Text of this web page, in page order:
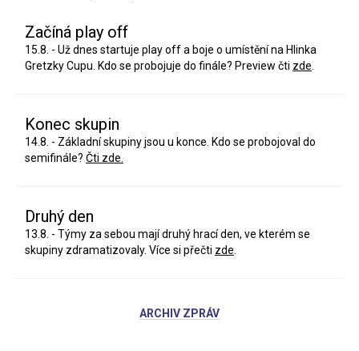
Začíná play off
15.8. - Už dnes startuje play off a boje o umístění na Hlinka
Gretzky Cupu. Kdo se probojuje do finále? Preview čti zde
Konec skupin
14.8. - Základní skupiny jsou u konce. Kdo se probojoval do
semifinále? Čti zde.
Druhý den
13.8. - Týmy za sebou mají druhý hrací den, ve kterém se
skupiny zdramatizovaly. Více si přečti zde
ARCHIV ZPRÁV